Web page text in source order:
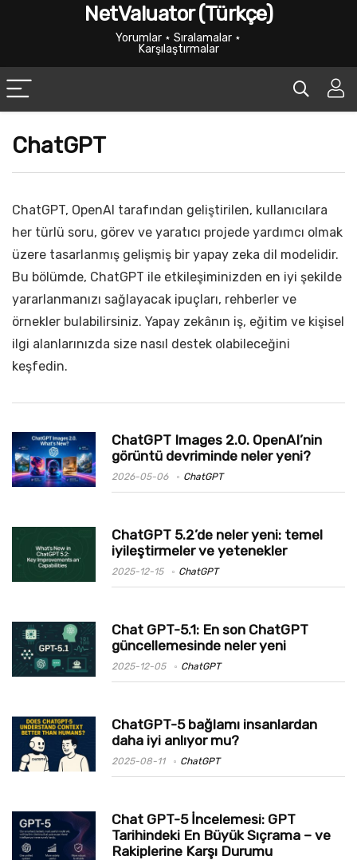
NetValuator (Türkçe)
Yorumlar ⋆ Sıralamalar ⋆
Karşılaştırmalar
ChatGPT
ChatGPT, OpenAI tarafından geliştirilen, kullanıcılara
her türlü soru, görev ve yaratıcı projede yardımcı olmak
üzere tasarlanmış gelişmiş bir yapay zeka dil modelidir.
Bu bölümde, ChatGPT ile etkileşiminizden en iyi şekilde
yararlanmanızı sağlayacak ipuçları, rehberler ve
örnekler bulabilirsiniz. Yapay zekânın iş, eğitim ve kişisel
ilgi alanlarınızda size nasıl destek olabileceğini
keşfedin.
ChatGPT Images 2.0. OpenAI’nin
görüntü devriminde neler yeni?
2026-05-06 ChatGPT
ChatGPT 5.2’de neler yeni: temel
iyileştirmeler ve yetenekler
2025-12-15 ChatGPT
Chat GPT-5.1: En son ChatGPT
güncellemesinde neler yeni
2025-12-05 ChatGPT
ChatGPT-5 bağlamı insanlardan
daha iyi anlıyor mu?
2025-08-11 ChatGPT
Chat GPT-5 İncelemesi: GPT
Tarihindeki En Büyük Sıçrama – ve
Rakiplerine Karşı Durumu